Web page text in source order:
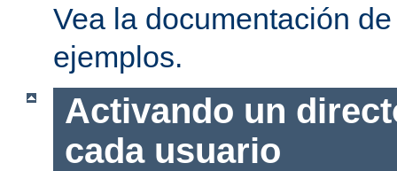
Vea la documentación
ejemplos.
Activando un
cada usuario